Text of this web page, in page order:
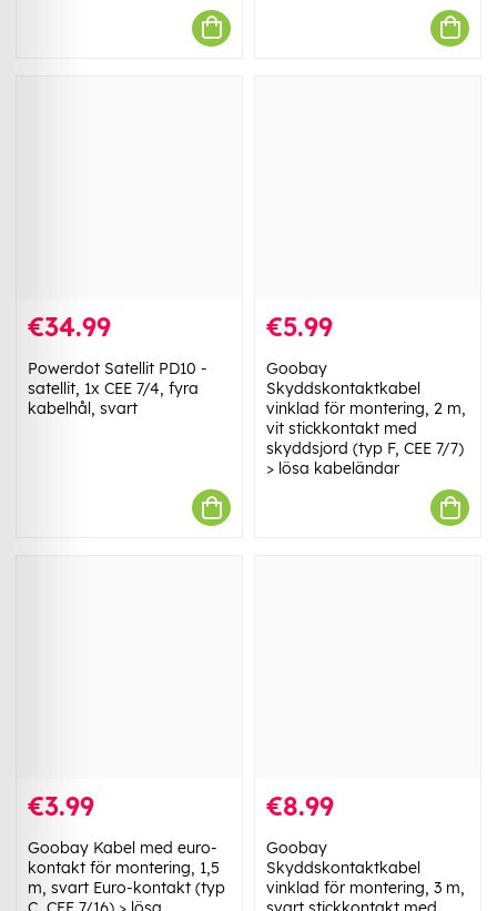
€34.99
Powerdot Satellit PD10 -
satellit, 1x CEE 7/4, fyra
kabelhål, svart
€5.99
Goobay
Skyddskontaktkabel
vinklad för montering, 2 m,
vit stickkontakt med
skyddsjord (typ F, CEE 7/7)
> lösa kabeländar
€3.99
Goobay Kabel med euro-
kontakt för montering, 1,5
m, svart Euro-kontakt (typ
€8.99
Goobay
Skyddskontaktkabel
vinklad för montering, 3 m,